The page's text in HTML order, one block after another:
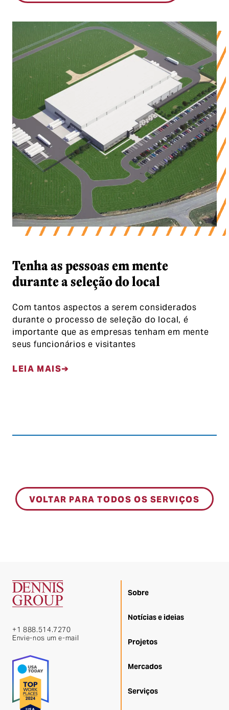
Tenha as pessoas em mente
durante a seleção do local
Com tantos aspectos a serem considerados
durante o processo de seleção do local, é
importante que as empresas tenham em mente
seus funcionários e visitantes
LEIA MAIS
VOLTAR PARA TODOS OS SERVIÇOS
+1 888.514.7270
Envie-nos um e-mail
Sobre
Notícias e ideias
Projetos
Mercados
Serviços